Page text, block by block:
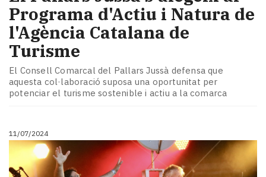
Programa d'Actiu i Natura de
l'Agència Catalana de
Turisme
El Consell Comarcal del Pallars Jussà defensa que
aquesta col·laboració suposa una oportunitat per
potenciar el turisme sostenible i actiu a la comarca
11/07/2024